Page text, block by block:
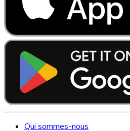
Qui sommes-nous